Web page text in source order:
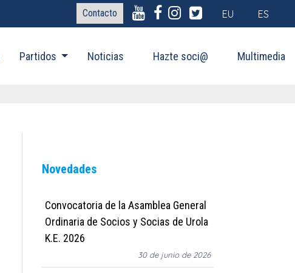
Contacto EU ES
Partidos Noticias Hazte soci@ Multimedia
Novedades
Convocatoria de la Asamblea General
Ordinaria de Socios y Socias de Urola
K.E. 2026
30 de junio de 2026